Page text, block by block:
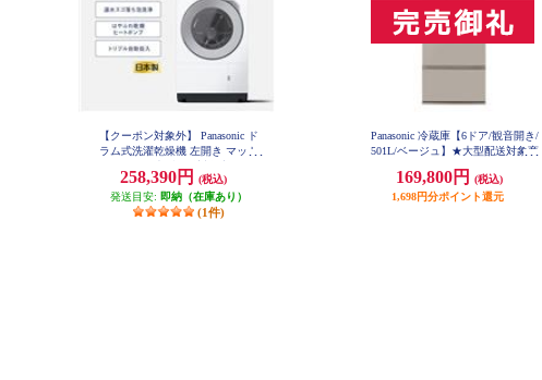
【クーポン対象外】 Panasonic ド
ラム式洗濯乾燥機 左開き マット
LX127EL-W
258,390円
(税込)
発送目安: 即納（在庫あり）
(1件)
Panasonic 冷蔵庫【6ドア/観音開き/
501L/ベージュ】★大型配送対象商
169,800円
(税込)
1,698円分ポイント還元